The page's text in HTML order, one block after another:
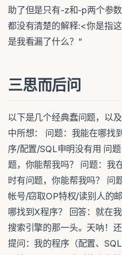
助了但是只有-z和-p两个参
都没有清楚的解释:<你是指
是我看漏了什么？”
三思而后问
以下是几个经典蠢问题，以
中所想： 问题：我能在哪找
序/配置/SQL申明没有用 问
题，你能帮我吗？ 问题：我
时有问题，你能帮我吗？ 问
帐号/窃取OP特权/读别人的
哪找到X程序？ 回答：就在
搜索引擎的那一头。天呐！
提问：我的程序（配置、